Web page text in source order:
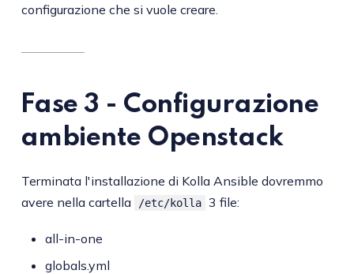
configurazione che si vuole creare.
Fase 3 - Configurazione
ambiente Openstack
Terminata l'installazione di Kolla Ansible dovremmo
avere nella cartella
/etc/kolla 3 file:
all-in-one
globals.yml